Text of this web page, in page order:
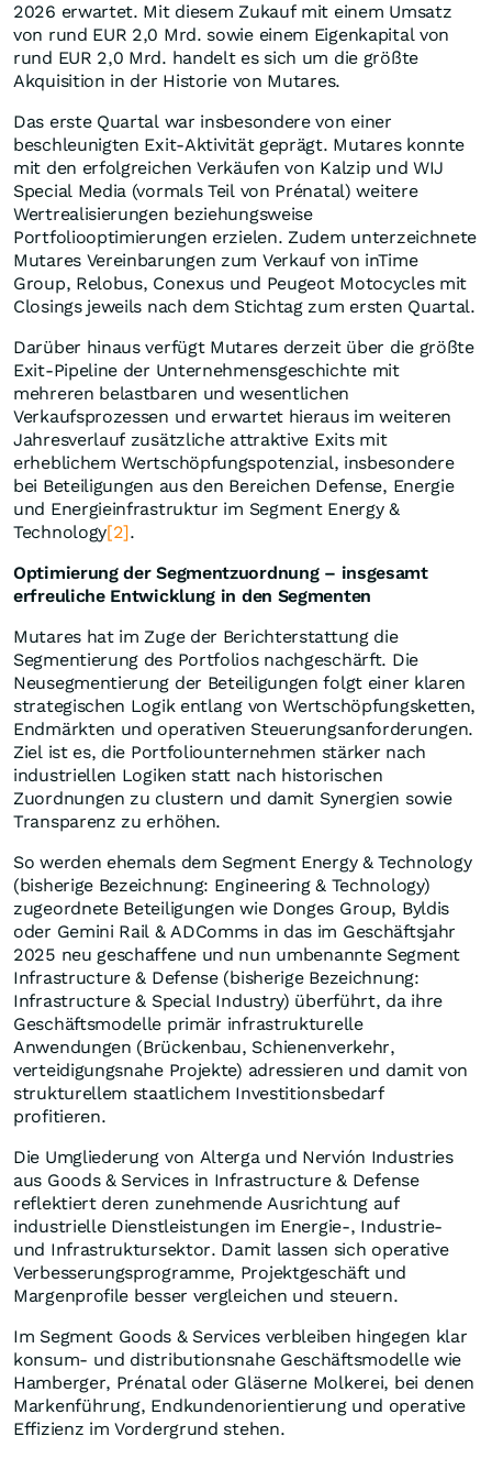
2026 erwartet. Mit diesem Zukauf mit einem Umsatz
von rund EUR 2,0 Mrd. sowie einem Eigenkapital von
rund EUR 2,0 Mrd. handelt es sich um die größte
Akquisition in der Historie von Mutares.
Das erste Quartal war insbesondere von einer
beschleunigten Exit-Aktivität geprägt. Mutares konnte
mit den erfolgreichen Verkäufen von Kalzip und WIJ
Special Media (vormals Teil von Prénatal) weitere
Wertrealisierungen beziehungsweise
Portfoliooptimierungen erzielen. Zudem unterzeichnete
Mutares Vereinbarungen zum Verkauf von inTime
Group, Relobus, Conexus und Peugeot Motocycles mit
Closings jeweils nach dem Stichtag zum ersten Quartal.
Darüber hinaus verfügt Mutares derzeit über die größte
Exit-Pipeline der Unternehmensgeschichte mit
mehreren belastbaren und wesentlichen
Verkaufsprozessen und erwartet hieraus im weiteren
Jahresverlauf zusätzliche attraktive Exits mit
erheblichem Wertschöpfungspotenzial, insbesondere
bei Beteiligungen aus den Bereichen Defense, Energie
und Energieinfrastruktur im Segment Energy &
Technology[2].
Optimierung der Segmentzuordnung – insgesamt
erfreuliche Entwicklung in den Segmenten
Mutares hat im Zuge der Berichterstattung die
Segmentierung des Portfolios nachgeschärft. Die
Neusegmentierung der Beteiligungen folgt einer klaren
strategischen Logik entlang von Wertschöpfungsketten,
Endmärkten und operativen Steuerungsanforderungen.
Ziel ist es, die Portfoliounternehmen stärker nach
industriellen Logiken statt nach historischen
Zuordnungen zu clustern und damit Synergien sowie
Transparenz zu erhöhen.
So werden ehemals dem Segment Energy & Technology
(bisherige Bezeichnung: Engineering & Technology)
zugeordnete Beteiligungen wie Donges Group, Byldis
oder Gemini Rail & ADComms in das im Geschäftsjahr
2025 neu geschaffene und nun umbenannte Segment
Infrastructure & Defense (bisherige Bezeichnung:
Infrastructure & Special Industry) überführt, da ihre
Geschäftsmodelle primär infrastrukturelle
Anwendungen (Brückenbau, Schienenverkehr,
verteidigungsnahe Projekte) adressieren und damit von
strukturellem staatlichem Investitionsbedarf
profitieren.
Die Umgliederung von Alterga und Nervión Industries
aus Goods & Services in Infrastructure & Defense
reflektiert deren zunehmende Ausrichtung auf
industrielle Dienstleistungen im Energie-, Industrie-
und Infrastruktursektor. Damit lassen sich operative
Verbesserungsprogramme, Projektgeschäft und
Margenprofile besser vergleichen und steuern.
Im Segment Goods & Services verbleiben hingegen klar
konsum- und distributionsnahe Geschäftsmodelle wie
Hamberger, Prénatal oder Gläserne Molkerei, bei denen
Markenführung, Endkundenorientierung und operative
Effizienz im Vordergrund stehen.